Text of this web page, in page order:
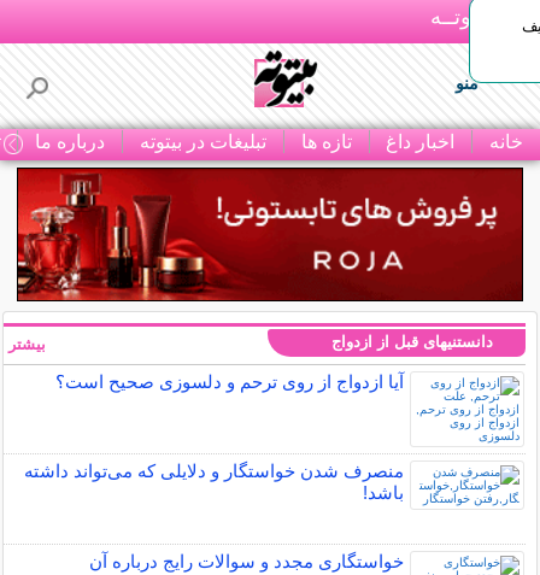
بـیتوتــه
منو
خانه اخبار داغ تازه ها تبلیغات در بیتوته درباره ما
دانستنیهای قبل از ازدواج
آیا ازدواج از روی ترحم و دلسوزی صحیح است؟
منصرف شدن خواستگار و دلایلی که می‌تواند داشته
باشد!
خواستگاری مجدد و سوالات رایج درباره آن
بیشتر